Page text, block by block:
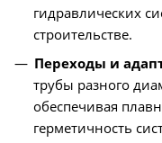
гидравлических
строительстве.
Переходы и
трубы разного
обеспечивая
герметичность